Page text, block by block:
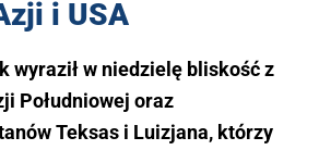
i USA
wyraził w niedzielę bliskość z
Południowej oraz
Teksas i Luizjana, którzy